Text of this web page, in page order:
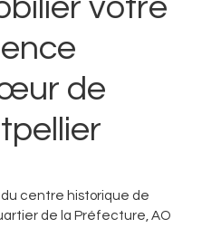
votre
de
centre historique de
de la Préfecture, AO